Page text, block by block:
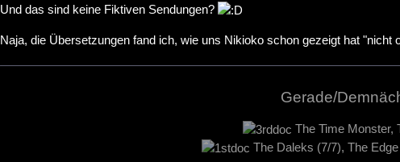
Und das sind keine Fiktiven Sendungen?
Naja, die Übersetzungen fand ich, wie uns Nikioko schon gezeigt hat
Gerade/
The Time Monster,
The Daleks (7/7), The